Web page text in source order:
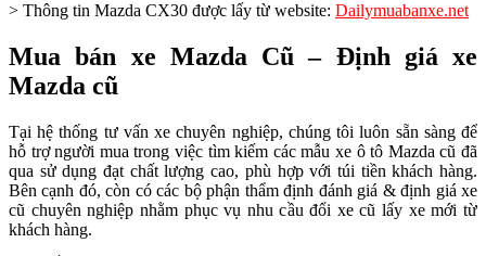
> Thông tin Mazda CX30 được lấy từ website: Dailymuabanxe.net
Mua bán xe Mazda Cũ – Định giá xe
Mazda cũ
Tại hệ thống tư vấn xe chuyên nghiệp, chúng tôi luôn sẵn sàng để
hỗ trợ người mua trong việc tìm kiếm các mẫu xe ô tô Mazda cũ đã
qua sử dụng đạt chất lượng cao, phù hợp với túi tiền khách hàng.
Bên cạnh đó, còn có các bộ phận thẩm định đánh giá & định giá xe
cũ chuyên nghiệp nhằm phục vụ nhu cầu đổi xe cũ lấy xe mới từ
khách hàng.